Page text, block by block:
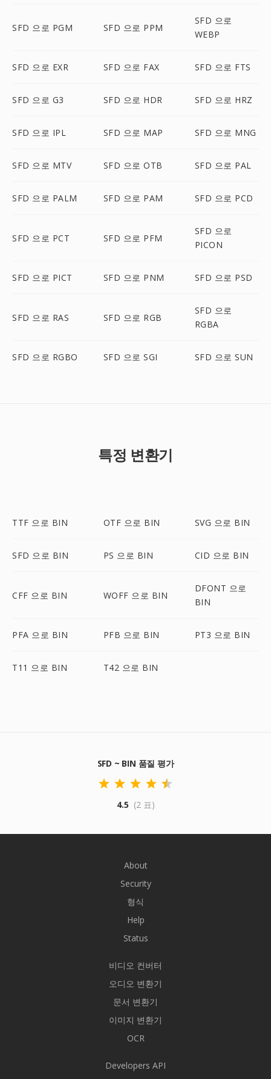
SFD 으로 PGM SFD 으로 PPM
SFD 으로
WEBP
SFD 으로 EXR SFD 으로 FAX SFD 으로 FTS
SFD 으로 G3 SFD 으로 HDR SFD 으로 HRZ
SFD 으로 IPL SFD 으로 MAP SFD 으로 MNG
SFD 으로 MTV SFD 으로 OTB SFD 으로 PAL
SFD 으로 PALM SFD 으로 PAM SFD 으로 PCD
SFD 으로 PCT SFD 으로 PFM
SFD 으로
PICON
SFD 으로 PICT SFD 으로 PNM SFD 으로 PSD
SFD 으로 RAS SFD 으로 RGB
SFD 으로
RGBA
SFD 으로 RGBO SFD 으로 SGI SFD 으로 SUN
특정 변환기
TTF 으로 BIN OTF 으로 BIN SVG 으로 BIN
SFD 으로 BIN PS 으로 BIN CID 으로 BIN
CFF 으로 BIN WOFF 으로 BIN
DFONT 으로
BIN
PFA 으로 BIN PFB 으로 BIN PT3 으로 BIN
T11 으로 BIN T42 으로 BIN
SFD ~ BIN 품질 평가
4.5 (2 표)
About
Security
형식
Help
Status
비디오 컨버터
오디오 변환기
문서 변환기
이미지 변환기
OCR
Developers API